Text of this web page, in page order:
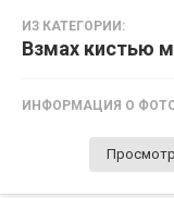
ИЗ КАТЕГОРИИ:
Взмах кистью
ИНФОРМАЦИЯ О